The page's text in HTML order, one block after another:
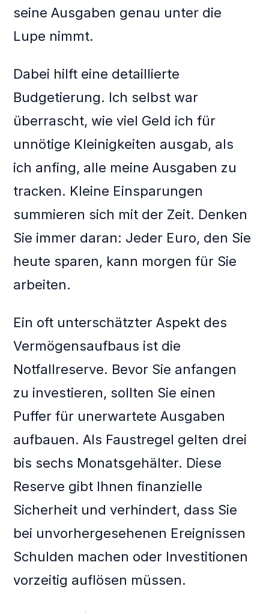
seine Ausgaben genau unter die
Lupe nimmt.
Dabei hilft eine detaillierte
Budgetierung. Ich selbst war
überrascht, wie viel Geld ich für
unnötige Kleinigkeiten ausgab, als
ich anfing, alle meine Ausgaben zu
tracken. Kleine Einsparungen
summieren sich mit der Zeit. Denken
Sie immer daran: Jeder Euro, den Sie
heute sparen, kann morgen für Sie
arbeiten.
Ein oft unterschätzter Aspekt des
Vermögensaufbaus ist die
Notfallreserve. Bevor Sie anfangen
zu investieren, sollten Sie einen
Puffer für unerwartete Ausgaben
aufbauen. Als Faustregel gelten drei
bis sechs Monatsgehälter. Diese
Reserve gibt Ihnen finanzielle
Sicherheit und verhindert, dass Sie
bei unvorhergesehenen Ereignissen
Schulden machen oder Investitionen
vorzeitig auflösen müssen.